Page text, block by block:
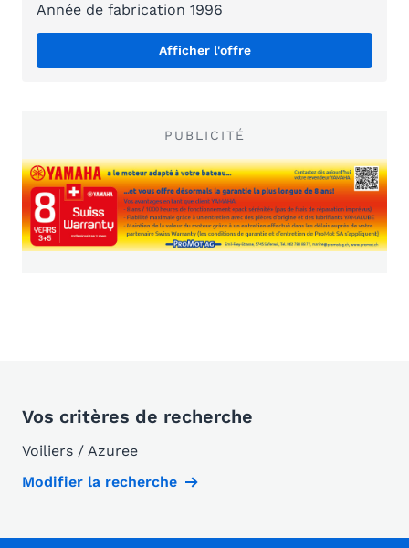
Année de fabrication 1996
Afficher l'offre
PUBLICITÉ
Vos critères de recherche
Voiliers / Azuree
Modifier la recherche